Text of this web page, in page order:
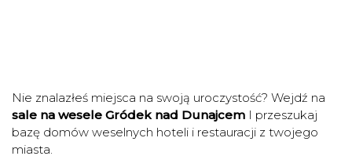
Nie znalazłeś miejsca na swoją uroczystość? Wejdź na
sale na wesele Gródek nad Dunajcem I przeszukaj
bazę domów weselnych hoteli i restauracji z twojego
miasta.